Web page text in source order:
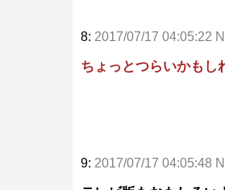
8: 2017/07/17 04:05:22
ちょっとつらいかもし
9: 2017/07/17 04:05:48